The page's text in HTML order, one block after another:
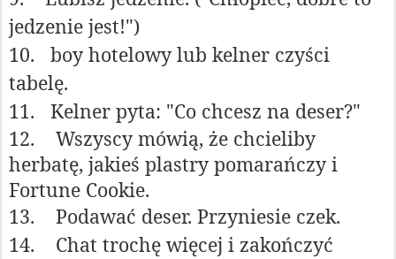
jedzenie jest!")
10.
boy hotelowy lub kelner czyści
tabelę.
11.
Kelner pyta: "Co chcesz na deser?"
12.
Wszyscy mówią, że chcieliby
herbatę, jakieś plastry pomarańczy i
Fortune Cookie.
13.
Podawać deser. Przyniesie czek.
14.
Chat trochę więcej i zakończyć